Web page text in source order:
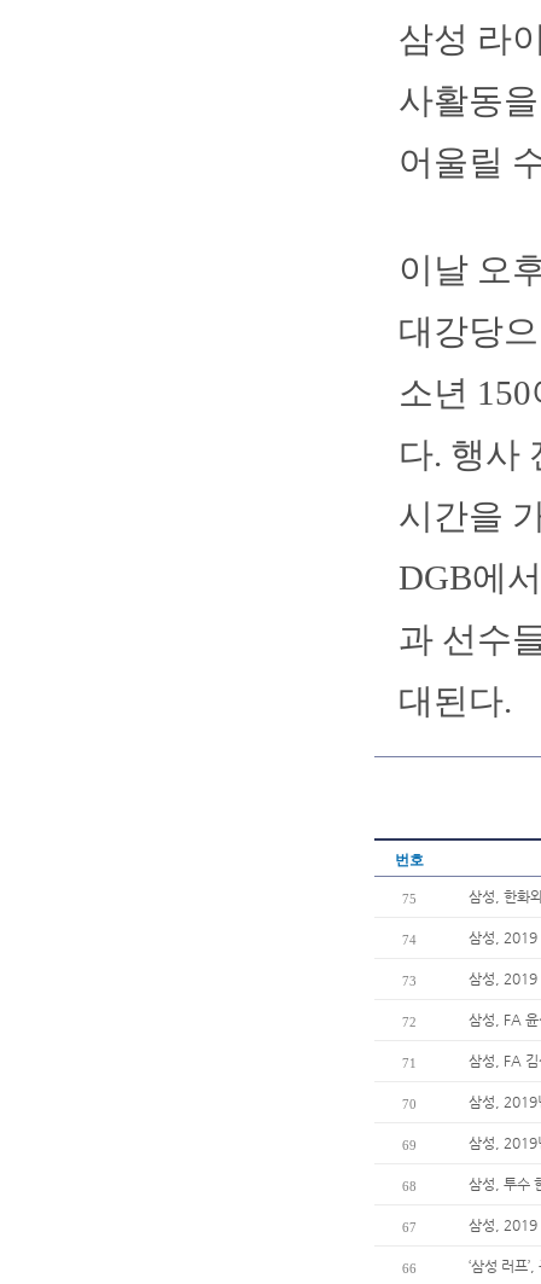
삼성 라
사활동
어울릴
이날 오
대강당
소년
다. 행사
시간을
DGB에
과 선수
대된다.
번호
75 삼성, 한화
74 삼성, 2019
73 삼성, 2019
72 삼성, FA
71 삼성, FA
70 삼성, 2019
69 삼성, 2019
68 삼성, 투수
67 삼성, 2019
66 ‘삼성 러프